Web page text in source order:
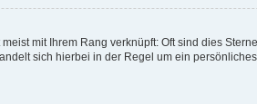
mit Ihrem Rang verknüpft: Oft sind dies
sich hierbei in der Regel um ein